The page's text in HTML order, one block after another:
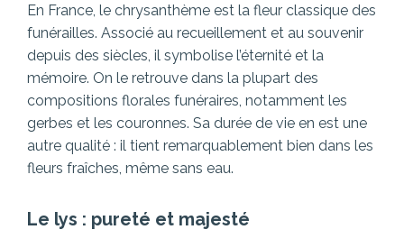
En France, le chrysanthème est la fleur classique des
funérailles. Associé au recueillement et au souvenir
depuis des siècles, il symbolise l’éternité et la
mémoire. On le retrouve dans la plupart des
compositions florales funéraires, notamment les
gerbes et les couronnes. Sa durée de vie en est une
autre qualité : il tient remarquablement bien dans les
fleurs fraîches, même sans eau.
Le lys : pureté et majesté